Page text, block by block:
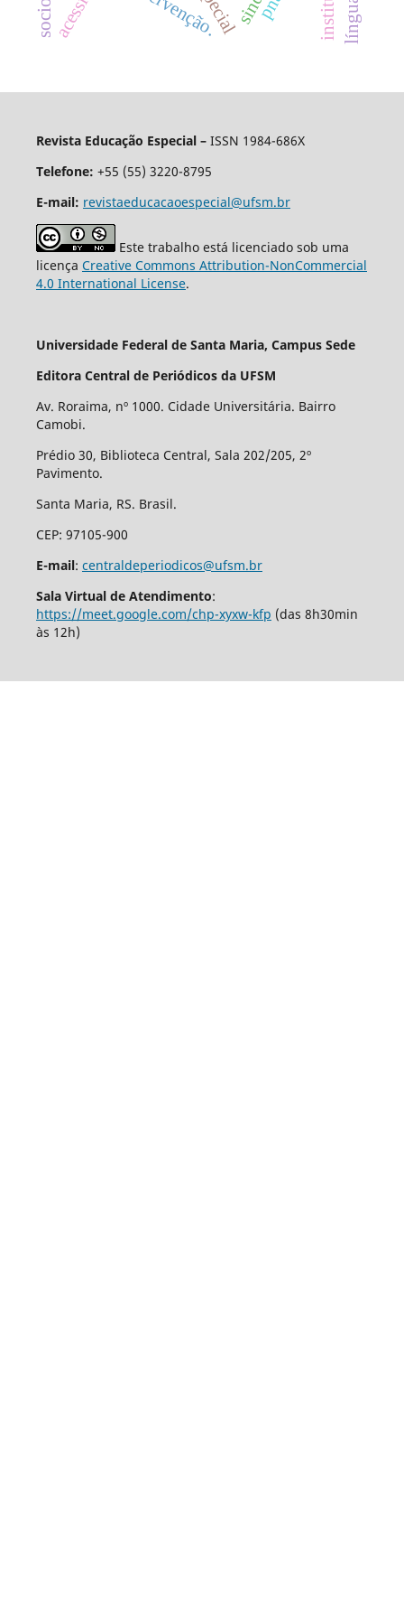
Revista Educação Especial – ISSN 1984-686X
Telefone: +55 (55) 3220-8795
E-mail: revistaeducacaoespecial@ufsm.br
Este trabalho está licenciado sob uma
licença Creative Commons Attribution-NonCommercial
4.0 International License.
Universidade Federal de Santa Maria, Campus Sede
Editora Central de Periódicos da UFSM
Av. Roraima, nº 1000. Cidade Universitária. Bairro
Camobi.
Prédio 30, Biblioteca Central, Sala 202/205, 2º
Pavimento.
Santa Maria, RS. Brasil.
CEP: 97105-900
E-mail: centraldeperiodicos@ufsm.br
Sala Virtual de Atendimento:
https://meet.google.com/chp-xyxw-kfp (das 8h30min
às 12h)